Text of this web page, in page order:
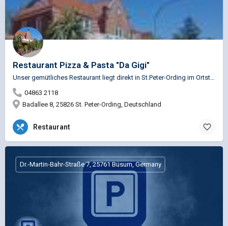
Restaurant Pizza & Pasta "Da Gigi"
04863 2118
Badallee 8, 25826 St. Peter-Ording, Deutschland
Restaurant
Dr.-Martin-Bahr-Straße 7, 25761 Büsum, Germany